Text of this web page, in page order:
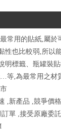
常用的貼紙,屬於
性也比較弱,所以
明標籤、瓶罐裝
等,為最常用之材
,新產品 ,競爭價
單 ,接受原廠委